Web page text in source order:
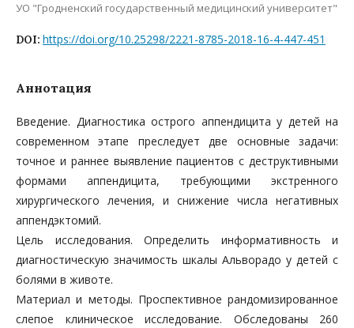
УО "Гродненский государственный медицинский университет"
DOI: https://doi.org/10.25298/2221-8785-2018-16-4-447-451
Аннотация
Введение. Диагностика острого аппендицита у детей на
современном этапе преследует две основные задачи:
точное и раннее выявление пациентов с деструктивными
формами аппендицита, требующими экстренного
хирургического лечения, и снижение числа негативных
аппендэктомий.
Цель исследования. Определить информативность и
диагностическую значимость шкалы Альворадо у детей с
болями в животе.
Материал и методы. Проспективное рандомизированное
слепое клиническое исследование. Обследованы 260